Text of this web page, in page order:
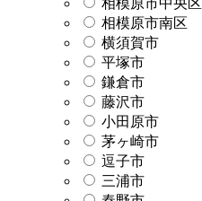
相模原市南区
横須賀市
平塚市
鎌倉市
藤沢市
小田原市
茅ヶ崎市
逗子市
三浦市